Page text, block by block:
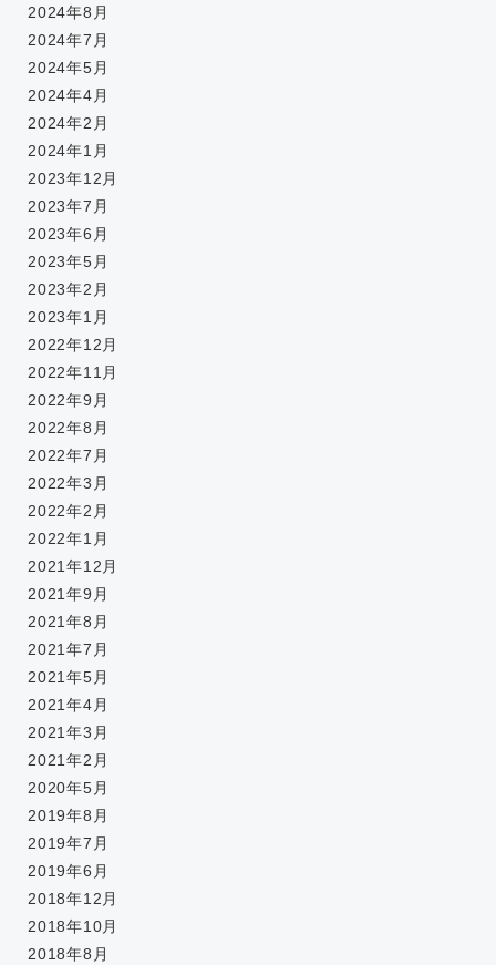
2024年8月
2024年7月
2024年5月
2024年4月
2024年2月
2024年1月
2023年12月
2023年7月
2023年6月
2023年5月
2023年2月
2023年1月
2022年12月
2022年11月
2022年9月
2022年8月
2022年7月
2022年3月
2022年2月
2022年1月
2021年12月
2021年9月
2021年8月
2021年7月
2021年5月
2021年4月
2021年3月
2021年2月
2020年5月
2019年8月
2019年7月
2019年6月
2018年12月
2018年10月
2018年8月